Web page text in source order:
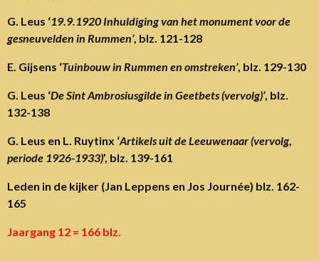
G. Leus ‘19.9.1920 Inhuldiging van het monument voor de
gesneuvelden in Rummen’, blz. 121-128
E. Gijsens ‘Tuinbouw in Rummen en omstreken’, blz. 129-130
G. Leus ‘De Sint Ambrosiusgilde in Geetbets (vervolg)’, blz.
132-138
G. Leus en L. Ruytinx ‘Artikels uit de Leeuwenaar (vervolg,
periode 1926-1933)’, blz. 139-161
Leden in de kijker (Jan Leppens en Jos Journée) blz. 162-
165
Jaargang 12 = 166 blz.